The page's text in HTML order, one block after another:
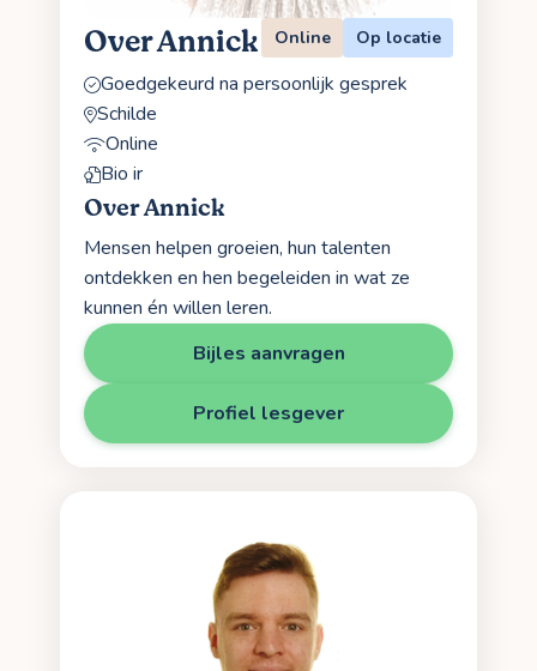
Over Annick Online Op locatie
Goedgekeurd na persoonlijk gesprek
Schilde
Online
Bio ir
Over Annick
Mensen helpen groeien, hun talenten
ontdekken en hen begeleiden in wat ze
kunnen én willen leren.
Bijles aanvragen
Profiel lesgever